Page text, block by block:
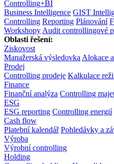
Controlling+BI
Business Intelligence GIST
Controlling Reporting Plánování
Workshopy Audit controllingové
Oblasti řešení:
Ziskovost
Manažerská výsledovka Alokace
Prodej
Controlling prodeje Kalkulace
Finance
Finanční analýza Controlling
ESG
ESG reporting Controlling energií
Cash flow
Platební kalendář Pohledávky a
Výroba
Výrobní controlling
Holding